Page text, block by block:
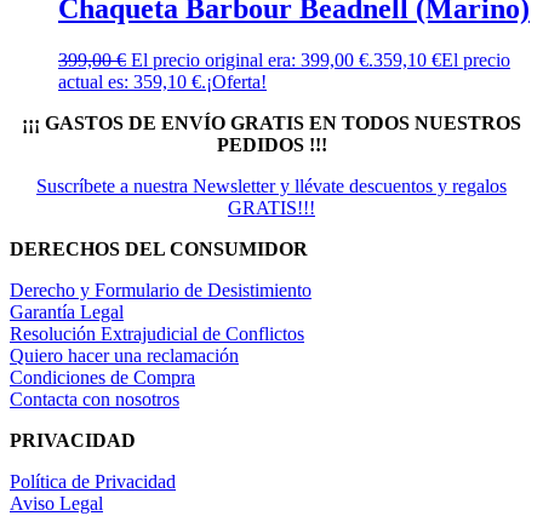
Chaqueta Barbour Beadnell (Marino)
399,00€ El precio original era: 399,00 €.359,10 €El precio
actual es: 359,10 €.¡Oferta!
¡¡¡ GASTOS DE ENVÍO GRATIS EN TODOS NUESTROS
PEDIDOS !!!
Suscríbete a nuestra Newsletter y llévate descuentos y regalos
GRATIS!!!
DERECHOS DEL CONSUMIDOR
Derecho y Formulario de Desistimiento
Garantía Legal
Resolución Extrajudicial de Conflictos
Quiero hacer una reclamación
Condiciones de Compra
Contacta con nosotros
PRIVACIDAD
Política de Privacidad
Aviso Legal